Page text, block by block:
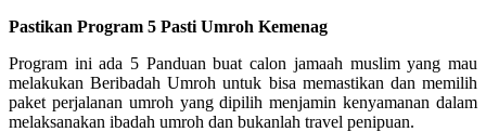
Pastikan Program 5 Pasti Umroh Kemenag
Program ini ada 5 Panduan buat calon jamaah muslim yang mau
melakukan Beribadah Umroh untuk bisa memastikan dan memilih
paket perjalanan umroh yang dipilih menjamin kenyamanan dalam
melaksanakan ibadah umroh dan bukanlah travel penipuan.